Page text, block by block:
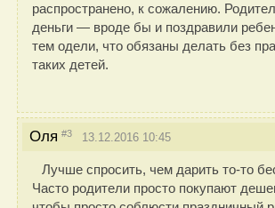
распространено, к сожалению.
деньги — вроде бы и поздравили
тем одели, что обязаны делать без
таких детей.
Оля #3 13.12.2016 10:45
Лучше спросить, чем дарить то-то
Часто родители просто покупают